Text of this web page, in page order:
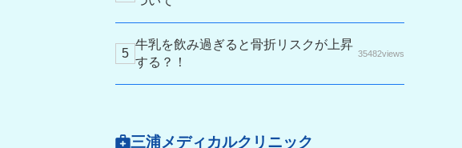
牛乳を飲み過ぎると骨折リスクが上昇
する？！
35482views
三浦メディカルクリニック